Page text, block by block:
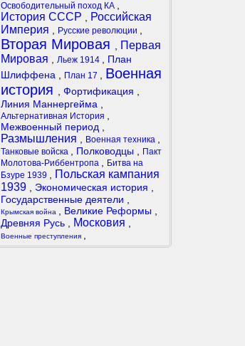
Освободительный поход КА
История СССР
Российская
Империя
Русские революции
Вторая Мировая
Первая
Мировая
Льеж 1914
План
Шлиффена
План 17
Военная
история
Фортификация
Линия Маннергейма
Альтернативная История
Межвоенный период
Размышления Военная техника
Танковые войска Полководцы
Пакт
Молотова-Риббентропа
Битва на
Бзуре 1939
Польская кампания
1939
Экономическая история
Государственные деятели
Крымская война Великие Реформы
Древняя Русь
Московия
Военные преступления